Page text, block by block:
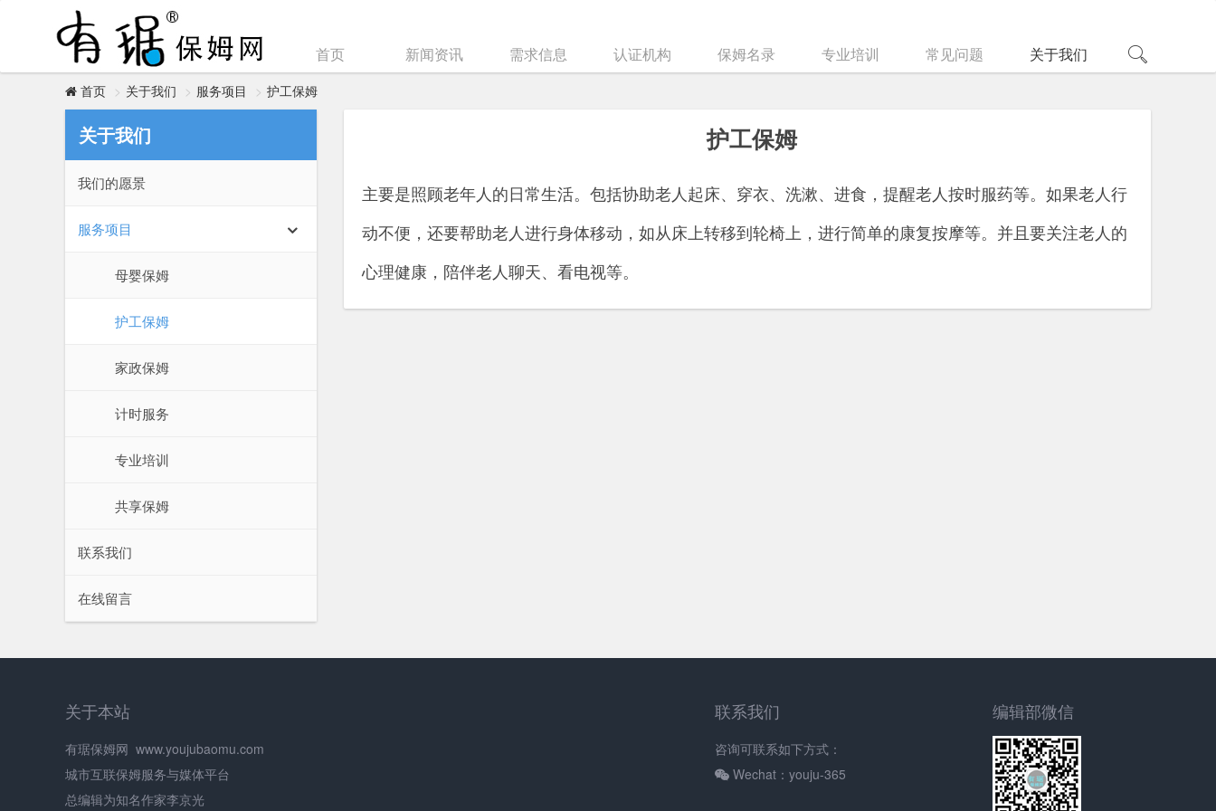
首页 新闻资讯 需求信息 认证机构 保姆名录 专业培训 常见问题 关于我们
首页 关于我们 服务项目 护工保姆
关于我们
我们的愿景
服务项目
母婴保姆
护工保姆
家政保姆
计时服务
专业培训
共享保姆
联系我们
在线留言
护工保姆
主要是照顾老年人的日常生活。包括协助老人起床、穿衣、洗漱、进食，提醒老人按时服药等。如果老人行
动不便，还要帮助老人进行身体移动，如从床上转移到轮椅上，进行简单的康复按摩等。并且要关注老人的
心理健康，陪伴老人聊天、看电视等。
关于本站
有琚保姆网 www.youjubaomu.com
城市互联保姆服务与媒体平台
总编辑为知名作家李京光
联系我们
咨询可联系如下方式：
Wechat：youju-365
编辑部微信